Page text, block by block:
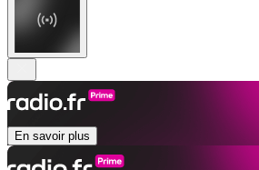
En savoir plus